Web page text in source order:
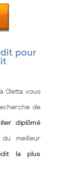
pour
Oletta vous
de
diplômé
meilleur
la plus